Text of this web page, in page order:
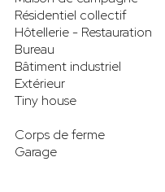
Résidentiel collectif
Hôtellerie - Restauration
Bureau
Bâtiment industriel
Extérieur
Tiny house
Corps de ferme
Garage